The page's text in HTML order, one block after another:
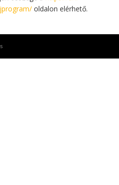
oldalon elérhető.